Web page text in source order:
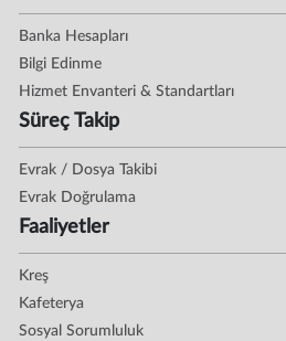
Banka Hesapları
Bilgi Edinme
Hizmet Envanteri & Standartları
Süreç Takip
Evrak / Dosya Takibi
Evrak Doğrulama
Faaliyetler
Kreş
Kafeterya
Sosyal Sorumluluk